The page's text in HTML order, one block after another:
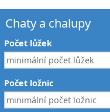
Chaty a chalupy
Počet lůžek
Počet ložnic